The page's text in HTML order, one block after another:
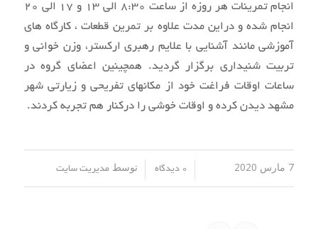
انجام تمرینات هر روزه از ساعت 8:30 الی 13 و 17 الی 20
انجام شده و دراین مدت علاوه بر تمرین قطعات ، کارگاه های
آموزشی مانند آشنایی با علایم رهبری ارکستر، وزن خوانی و
تربیت شنیداری برگزار گردید. همچینین اعضای گروه در
ساعات اوقات فراغت خود از مکانهای تفریحی و زیارتی شهر
مشهد دیدن کرده و اوقات خوشی را درکنار هم تجربه کردند.
7 مارس 2020 / 0 دیدگاه توسط مدیریت سایت